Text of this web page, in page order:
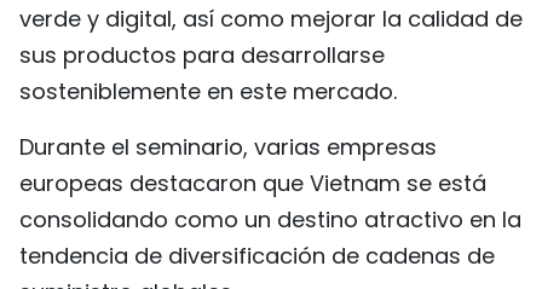
verde y digital, así como mejorar la calidad de
sus productos para desarrollarse
sosteniblemente en este mercado.
Durante el seminario, varias empresas
europeas destacaron que Vietnam se está
consolidando como un destino atractivo en la
tendencia de diversificación de cadenas de